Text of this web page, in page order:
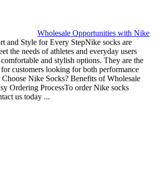
Wholesale Opportunities with Nike
and Style for Every StepNike socks are
the needs of athletes and everyday users
and stylish options. They are the
customers looking for both performance
Nike Socks? Benefits of Wholesale
Ordering ProcessTo order Nike socks
us today ...